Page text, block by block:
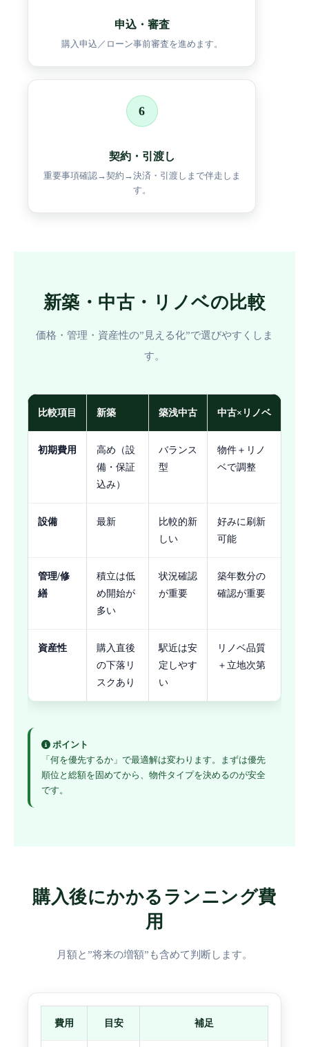
申込・審査
購入申込／ローン事前審査を進めます。
6
契約・引渡し
重要事項確認→契約→決済・引渡しまで伴走しま
す。
新築・中古・リノベの比較
価格・管理・資産性の”見える化”で選びやすくしま
す。
比較項目 新築 築浅中古 中古×リノベ
初期費用
高め（設
備・保証
込み）
バランス
型
物件＋リノ
ベで調整
設備 最新
比較的新
しい
好みに刷新
可能
管理/修
繕
積立は低
め開始が
多い
状況確認
が重要
築年数分の
確認が重要
資産性
購入直後
の下落リ
スクあり
駅近は安
定しやす
い
リノベ品質
＋立地次第
ポイント
「何を優先するか」で最適解は変わります。まずは優先
順位と総額を固めてから、物件タイプを決めるのが安全
です。
購入後にかかるランニング費
用
月額と”将来の増額”も含めて判断します。
費用 目安 補足